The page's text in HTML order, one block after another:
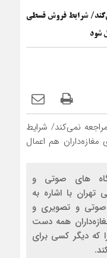
شرایط فروش قسطی
شود
های صوتی و
تهران با اشاره به
صوتی و تصویری و
همه دست
که دیگر کسی برای